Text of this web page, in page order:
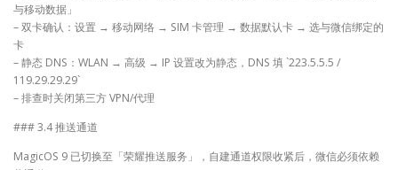
与移动数据」
– 双卡确认：设置 → 移动网络 → SIM 卡管理 → 数据默认卡 → 选与微信绑定的
卡
– 静态 DNS：WLAN → 高级 → IP 设置改为静态，DNS 填 `223.5.5.5 /
119.29.29.29`
– 排查时关闭第三方 VPN/代理
### 3.4 推送通道
MagicOS 9 已切换至「荣耀推送服务」，自建通道权限收紧后，微信必须依赖